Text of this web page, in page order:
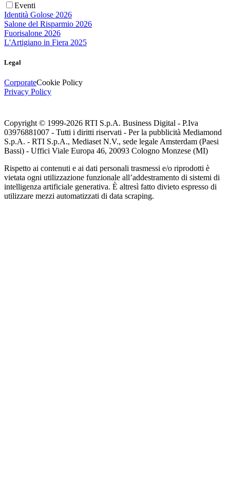
Eventi
Identità Golose 2026
Salone del Risparmio 2026
Fuorisalone 2026
L'Artigiano in Fiera 2025
Legal
CorporateCookie Policy
Privacy Policy
Copyright © 1999-2026 RTI S.p.A. Business Digital - P.Iva
03976881007 - Tutti i diritti riservati - Per la pubblicità Mediamond
S.p.A. - RTI S.p.A., Mediaset N.V., sede legale Amsterdam (Paesi
Bassi) - Uffici Viale Europa 46, 20093 Cologno Monzese (MI)
Rispetto ai contenuti e ai dati personali trasmessi e/o riprodotti è
vietata ogni utilizzazione funzionale all’addestramento di sistemi di
intelligenza artificiale generativa. È altresì fatto divieto espresso di
utilizzare mezzi automatizzati di data scraping.